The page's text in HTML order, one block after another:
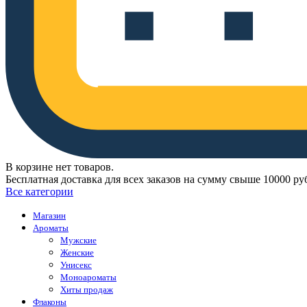
В корзине нет товаров.
Бесплатная доставка для всех заказов на сумму свыше 10000
Все категории
Магазин
Ароматы
Мужские
Женские
Унисекс
Моноароматы
Хиты продаж
Флаконы